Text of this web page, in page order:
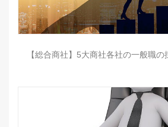
【総合商社】5大商社各社の一般職